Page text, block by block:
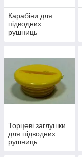
Карабіни для
підводних
рушниць
Торцеві заглушки
для підводних
рушниць